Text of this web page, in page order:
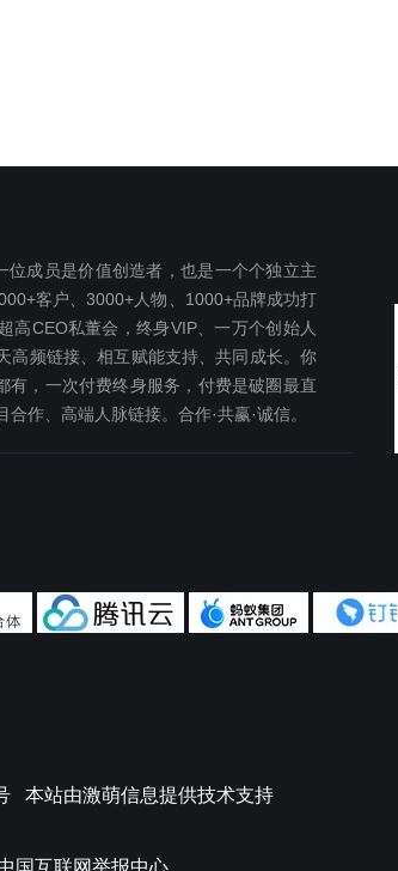
成员是价值创造者，也是一个个独立主
客户、3000+人物、1000+品牌成功打
高CEO私董会，终身VIP、一万个创始人
高频链接、相互赋能支持、共同成长。你
，一次付费终‬身服务，付费是破圈最‬直
作、高端人脉链接。合作·共赢·诚信。
本站由激萌信息提供技术支持